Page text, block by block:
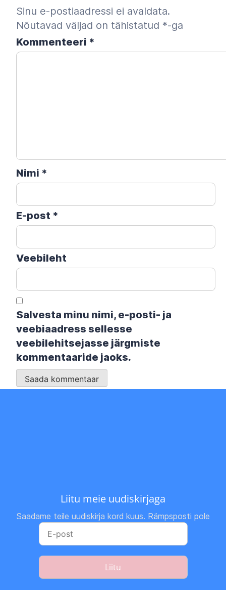
Sinu e-postiaadressi ei avaldata.
Nõutavad väljad on tähistatud *-ga
Kommenteeri *
Nimi *
E-post *
Veebileht
Salvesta minu nimi, e-posti- ja
veebiaadress sellesse
veebilehitsejasse järgmiste
kommentaaride jaoks.
Liitu meie uudiskirjaga
Saadame teile uudiskirja kord kuus. Rämpsposti pole
Liitu